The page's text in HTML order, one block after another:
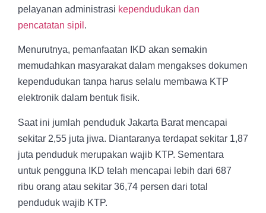
pelayanan administrasi kependudukan dan
pencatatan sipil .
Menurutnya, pemanfaatan IKD akan semakin
memudahkan masyarakat dalam mengakses dokumen
kependudukan tanpa harus selalu membawa KTP
elektronik dalam bentuk fisik.
Saat ini jumlah penduduk Jakarta Barat mencapai
sekitar 2,55 juta jiwa. Diantaranya terdapat sekitar 1,87
juta penduduk merupakan wajib KTP. Sementara
untuk pengguna IKD telah mencapai lebih dari 687
ribu orang atau sekitar 36,74 persen dari total
penduduk wajib KTP.